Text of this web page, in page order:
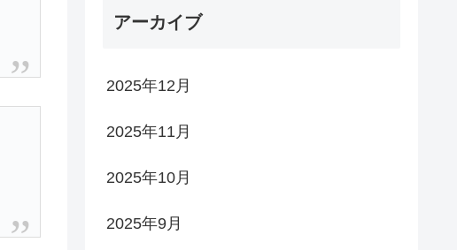
アーカイブ
2025年12月
2025年11月
2025年10月
2025年9月